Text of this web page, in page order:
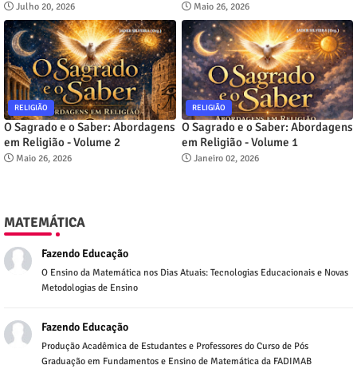
Julho 20, 2026 Maio 26, 2026
RELIGIÃO
O Sagrado e o Saber: Abordagens
em Religião - Volume 2
Maio 26, 2026
RELIGIÃO
O Sagrado e o Saber: Abordagens
em Religião - Volume 1
Janeiro 02, 2026
MATEMÁTICA
Fazendo Educação
O Ensino da Matemática nos Dias Atuais: Tecnologias Educacionais e Novas
Metodologias de Ensino
Fazendo Educação
Produção Acadêmica de Estudantes e Professores do Curso de Pós
Graduação em Fundamentos e Ensino de Matemática da FADIMAB